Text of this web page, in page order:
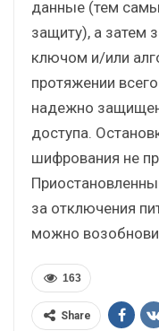
данные (тем
защиту), а затем
ключом и/или
протяжении
надежно
доступа.
шифрования не
за отключения
можно
163
Share